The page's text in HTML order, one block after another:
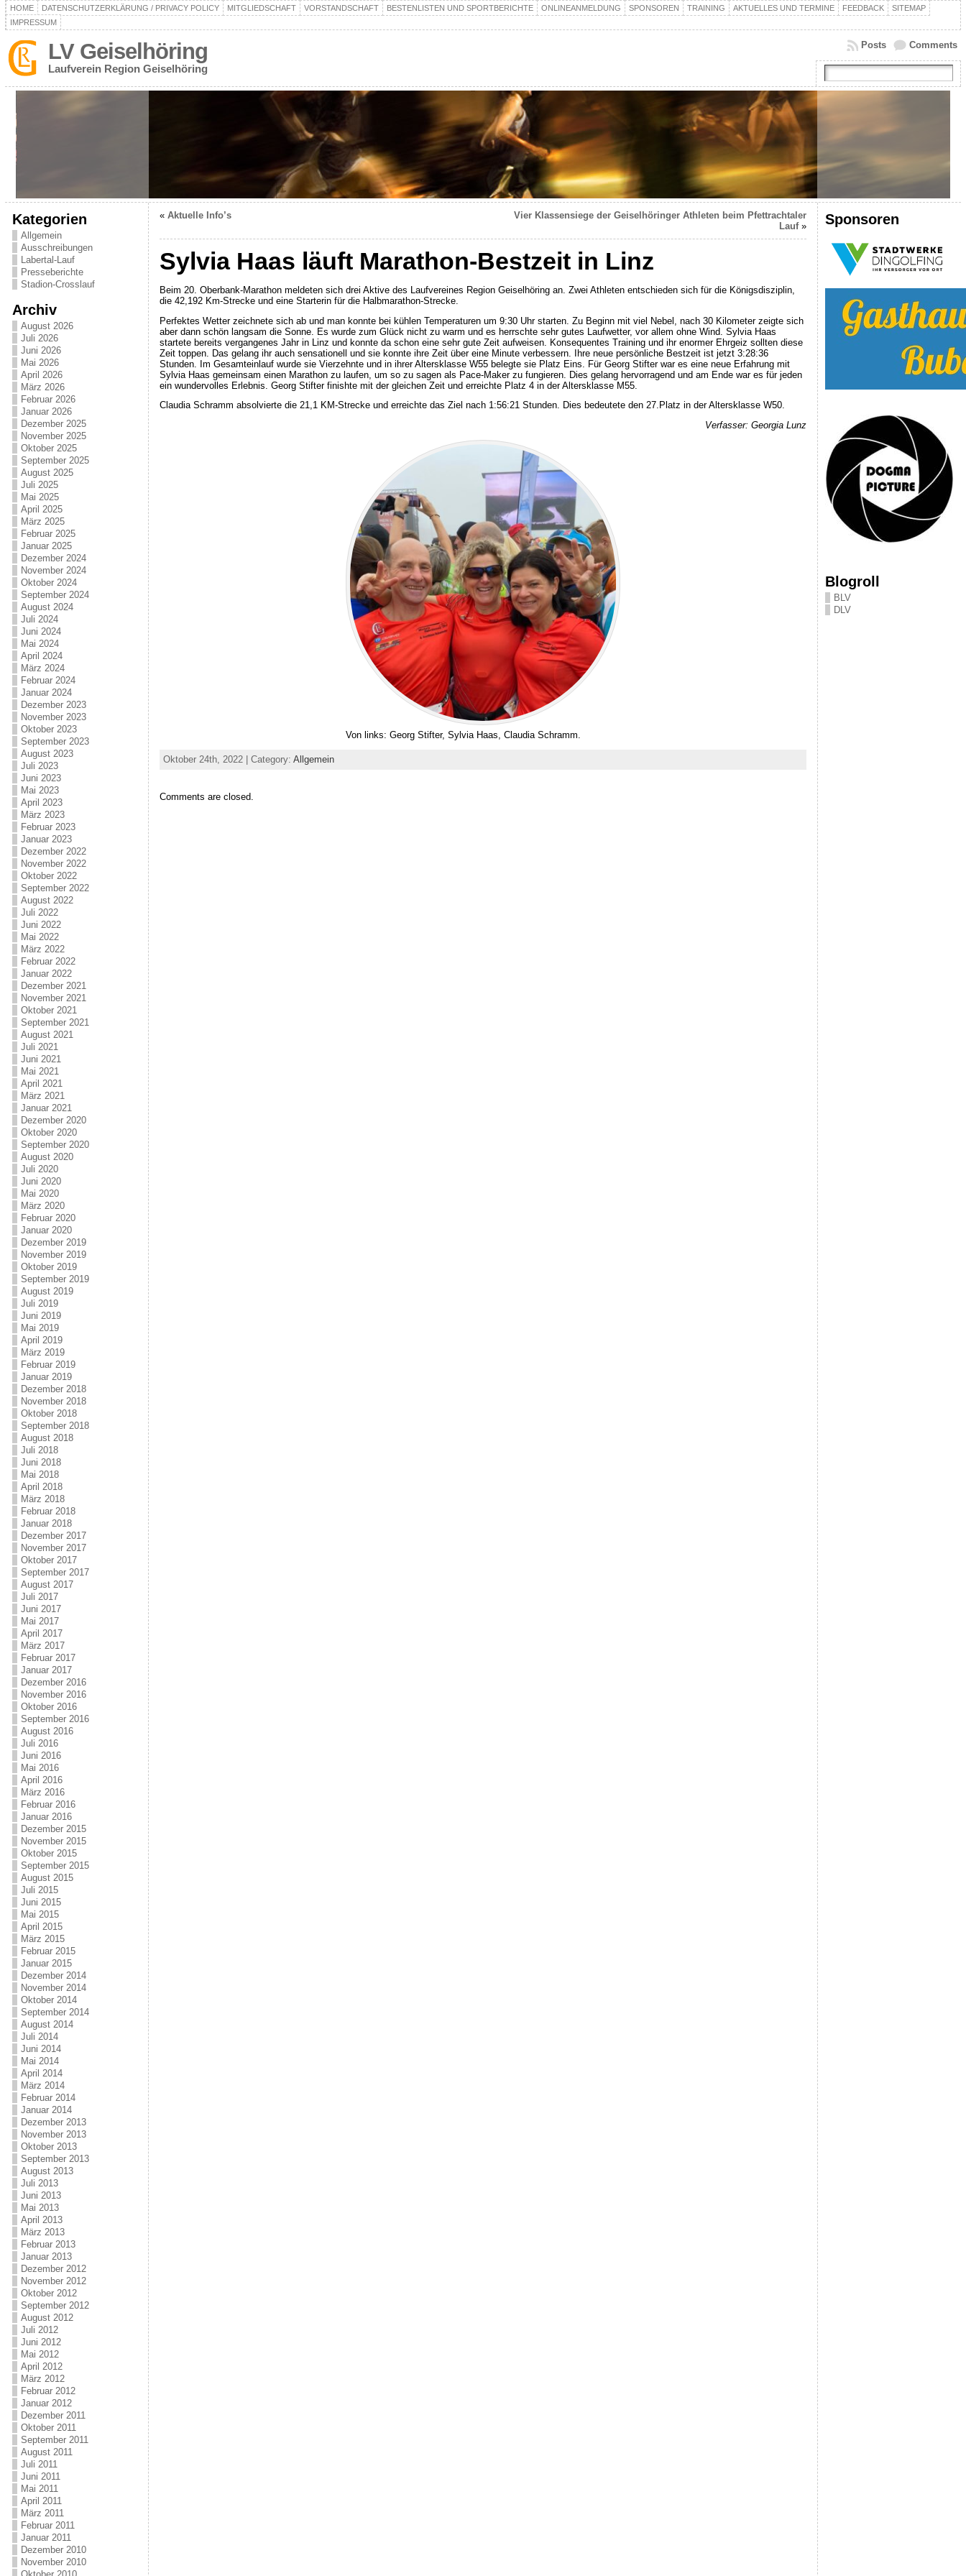
HOME DATENSCHUTZERKLÄRUNG / PRIVACY POLICY MITGLIEDSCHAFT VORSTANDSCHAFT BESTENLISTEN UND SPORTBERICHTE ONLINEANMELDUNG SPONSOREN TRAINING AKTUELLES UND TERMINE FEEDBACK
SITEMAP
IMPRESSUM
LV Geiselhöring
Laufverein Region Geiselhöring
Comments
Posts
Kategorien
Allgemein
Ausschreibungen
Labertal-Lauf
Presseberichte
Stadion-Crosslauf
Archiv
August 2026
Juli 2026
Juni 2026
Mai 2026
April 2026
März 2026
Februar 2026
Januar 2026
Dezember 2025
November 2025
Oktober 2025
September 2025
August 2025
Juli 2025
Mai 2025
April 2025
März 2025
Februar 2025
Januar 2025
Dezember 2024
November 2024
Oktober 2024
September 2024
August 2024
Juli 2024
Juni 2024
Mai 2024
April 2024
März 2024
Februar 2024
Januar 2024
Dezember 2023
November 2023
Oktober 2023
September 2023
August 2023
Juli 2023
Juni 2023
Mai 2023
April 2023
März 2023
Februar 2023
Januar 2023
Dezember 2022
November 2022
Oktober 2022
September 2022
August 2022
Juli 2022
Juni 2022
Mai 2022
März 2022
Februar 2022
Januar 2022
Dezember 2021
November 2021
Oktober 2021
September 2021
August 2021
Juli 2021
Juni 2021
Mai 2021
April 2021
März 2021
Januar 2021
Dezember 2020
Oktober 2020
September 2020
August 2020
Juli 2020
Juni 2020
Mai 2020
März 2020
Februar 2020
Januar 2020
Dezember 2019
November 2019
Oktober 2019
September 2019
August 2019
Juli 2019
Juni 2019
Mai 2019
April 2019
März 2019
Februar 2019
Januar 2019
Dezember 2018
November 2018
Oktober 2018
September 2018
August 2018
Juli 2018
Juni 2018
Mai 2018
April 2018
März 2018
Februar 2018
Januar 2018
Dezember 2017
November 2017
Oktober 2017
September 2017
August 2017
Juli 2017
Juni 2017
Mai 2017
April 2017
März 2017
Februar 2017
Januar 2017
Dezember 2016
November 2016
Oktober 2016
September 2016
August 2016
Juli 2016
Juni 2016
Mai 2016
April 2016
März 2016
Februar 2016
Januar 2016
Dezember 2015
November 2015
Oktober 2015
September 2015
August 2015
Juli 2015
Juni 2015
Mai 2015
April 2015
März 2015
Februar 2015
Januar 2015
Dezember 2014
November 2014
Oktober 2014
September 2014
August 2014
Juli 2014
Juni 2014
Mai 2014
April 2014
März 2014
Februar 2014
Januar 2014
Dezember 2013
November 2013
Oktober 2013
September 2013
August 2013
Juli 2013
Juni 2013
Mai 2013
April 2013
März 2013
Februar 2013
Januar 2013
Dezember 2012
November 2012
Oktober 2012
September 2012
August 2012
Juli 2012
Juni 2012
Mai 2012
April 2012
März 2012
Februar 2012
Januar 2012
Dezember 2011
Oktober 2011
September 2011
August 2011
Juli 2011
Juni 2011
Mai 2011
April 2011
März 2011
Februar 2011
Januar 2011
Dezember 2010
November 2010
« Aktuelle Info’s
Vier Klassensiege der Geiselhöringer Athleten beim Pfettrachtaler
Lauf»
Sylvia Haas läuft Marathon-Bestzeit in Linz
Beim 20. Oberbank-Marathon meldeten sich drei Aktive des Laufvereines Region Geiselhöring an. Zwei Athleten entschieden sich für die Königsdisziplin,
die 42,192 Km-Strecke und eine Starterin für die Halbmarathon-Strecke.
Perfektes Wetter zeichnete sich ab und man konnte bei kühlen Temperaturen um 9:30 Uhr starten. Zu Beginn mit viel Nebel, nach 30 Kilometer zeigte sich
aber dann schön langsam die Sonne. Es wurde zum Glück nicht zu warm und es herrschte sehr gutes Laufwetter, vor allem ohne Wind. Sylvia Haas
startete bereits vergangenes Jahr in Linz und konnte da schon eine sehr gute Zeit aufweisen. Konsequentes Training und ihr enormer Ehrgeiz sollten diese
Zeit toppen. Das gelang ihr auch sensationell und sie konnte ihre Zeit über eine Minute verbessern. Ihre neue persönliche Bestzeit ist jetzt 3:28:36
Stunden. Im Gesamteinlauf wurde sie Vierzehnte und in ihrer Altersklasse W55 belegte sie Platz Eins. Für Georg Stifter war es eine neue Erfahrung mit
Sylvia Haas gemeinsam einen Marathon zu laufen, um so zu sagen als Pace-Maker zu fungieren. Dies gelang hervorragend und am Ende war es für jeden
ein wundervolles Erlebnis. Georg Stifter finishte mit der gleichen Zeit und erreichte Platz 4 in der Altersklasse M55.
Claudia Schramm absolvierte die 21,1 KM-Strecke und erreichte das Ziel nach 1:56:21 Stunden. Dies bedeutete den 27.Platz in der Altersklasse W50.
Verfasser: Georgia Lunz
Von links: Georg Stifter, Sylvia Haas, Claudia Schramm.
Oktober 24th, 2022 | Category: Allgemein
Comments are closed.
Sponsoren
Blogroll
BLV
DLV